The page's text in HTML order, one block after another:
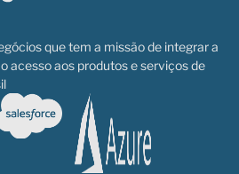
que tem a missão de integrar a
acesso aos produtos e serviços de